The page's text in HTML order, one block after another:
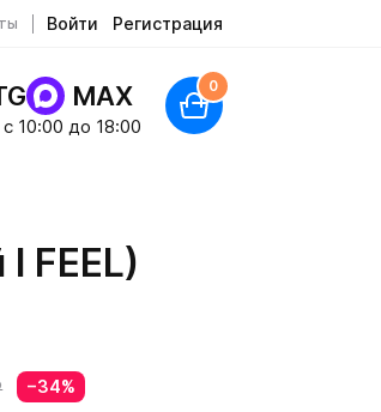
Войти Регистрация
MAX
10:00 до 18:00
0
FEEL)
−34%